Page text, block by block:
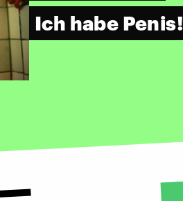
Ich habe Penis!